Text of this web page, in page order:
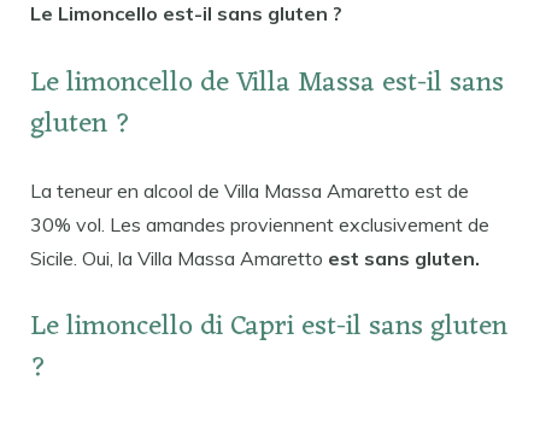
Le Limoncello est-il sans gluten ?
Le limoncello de Villa Massa est-il sans
gluten ?
La teneur en alcool de Villa Massa Amaretto est de
30% vol. Les amandes proviennent exclusivement de
Sicile. Oui, la Villa Massa Amaretto est sans gluten.
Le limoncello di Capri est-il sans gluten
?